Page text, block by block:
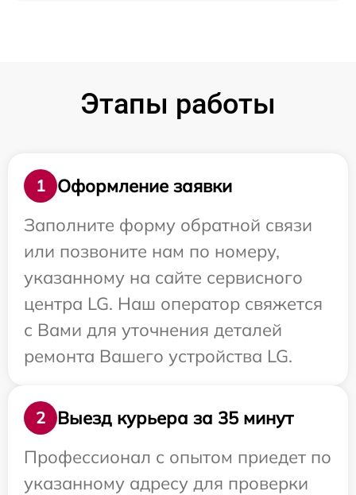
Этапы работы
1
Оформление заявки
Заполните форму обратной связи
или позвоните нам по номеру,
указанному на сайте сервисного
центра LG. Наш оператор свяжется
с Вами для уточнения деталей
ремонта Вашего устройства LG.
2
Выезд курьера за 35 минут
Профессионал с опытом приедет по
указанному адресу для проверки